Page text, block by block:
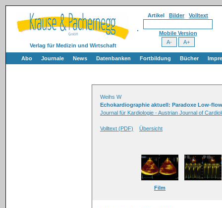
Verlag für Medizin und Wirtschaft
Artikel Bilder Volltext
Mobile Version
Abo Journale News Datenbanken Fortbildung Bücher
Weihs W
Echokardiographie aktuell: Paradoxe Low-
Journal für Kardiologie - Austrian Journal of
Volltext (PDF) Übersicht
Film